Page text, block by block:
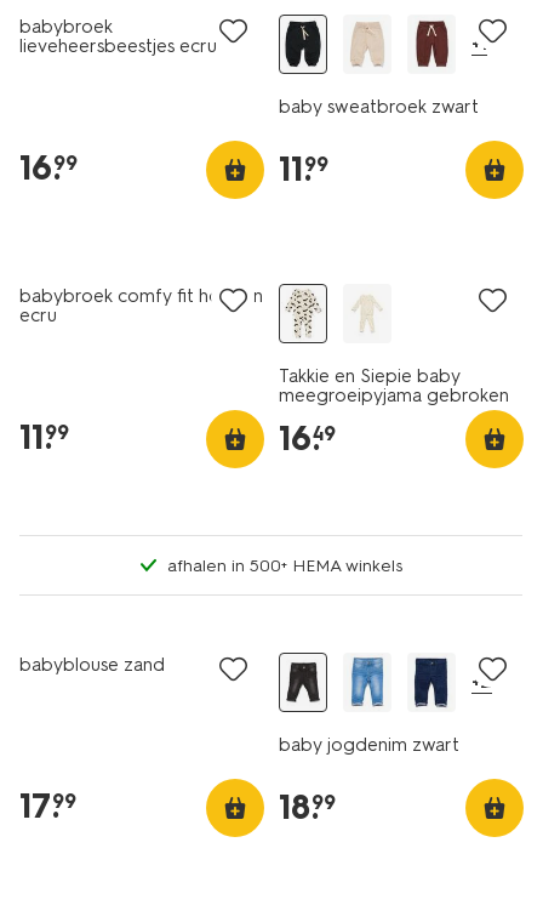
babybroek
lieveheersbeestjes ecru
16.
99
+1
baby sweatbroek zwart
11.
99
babybroek comfy fit honden
ecru
11.
99
Takkie en Siepie baby
meegroeipyjama gebroken
16.
49
afhalen in 500+ HEMA winkels
babyblouse zand
17.
99
+2
baby jogdenim zwart
18.
99